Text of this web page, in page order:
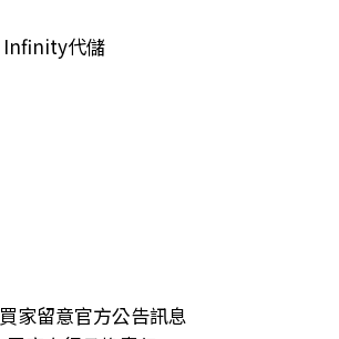
Infinity代儲
家留意官方公告訊息